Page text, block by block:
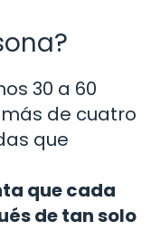
30 a 60
de cuatro
que
que cada
de tan solo